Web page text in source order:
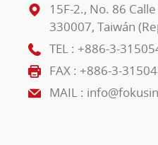
15F-2., No. 86
330007, Taiwán
TEL : +886-3-
FAX : +886-3-
MAIL :